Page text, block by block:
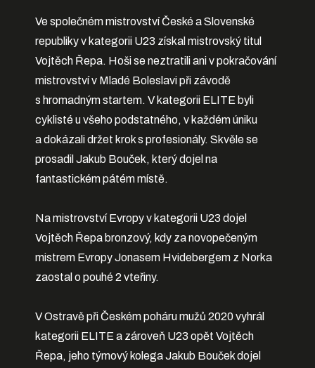
Ve společném mistrovství České a Slovenské
republiky v kategorii U23 získal mistrovský titul
Vojtěch Řepa. Hoši se neztratili ani v pokračování
mistrovství v Mladé Boleslavi při závodě
s hromadným startem. V kategorii ELITE byli
cyklisté u všeho podstatného, v každém úniku
a dokázali držet krok s profesionály. Skvěle se
prosadil Jakub Bouček, který dojel na
fantastickém pátém místě.
Na mistrovství Evropy v kategorii U23 dojel
Vojtěch Řepa bronzový, kdy za novopečeným
mistrem Evropy Jonasem Hvidebergem z Norka
zaostal o pouhé 2 vteřiny.
V Ostravě při Českém poháru mužů 2020 vyhrál
kategorii ELITE a zároveň U23 opět Vojtěch
Řepa, jeho týmový kolega Jakub Bouček dojel